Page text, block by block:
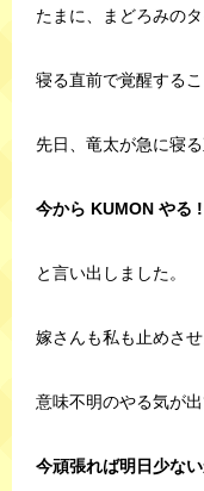
たまに、まどろみの
寝る直前で覚醒する
先日、竜太が急に寝
今から KUMON やる !
と言い出しました。
嫁さんも私も止めさ
意味不明のやる気が
今頑張れば明日少な